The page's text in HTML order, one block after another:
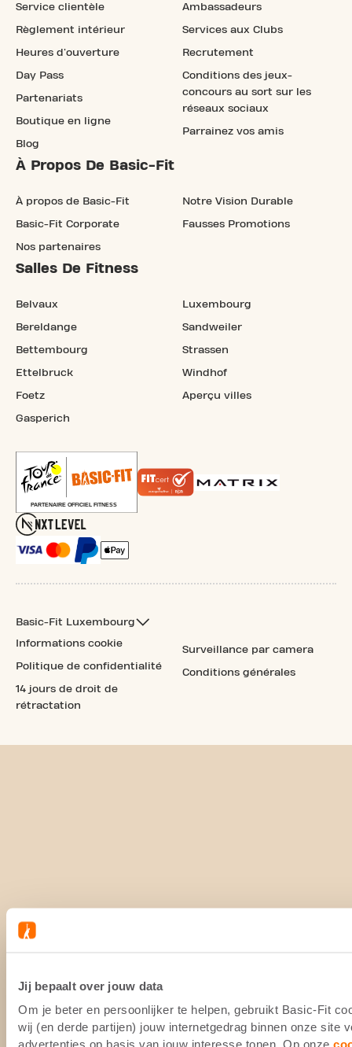
Jij bepaalt over jouw data
Om je beter en persoonlijker te helpen, gebruikt Basic-Fit
wij (en derde partijen) jouw internetgedrag binnen onze site
advertenties op basis van jouw interesse tonen. Op onze
Service clientèle
Règlement intérieur
Heures d'ouverture
Day Pass
Partenariats
Boutique en ligne
Blog
Ambassadeurs
Services aux Clubs
Recrutement
Conditions des jeux-
concours au sort sur les
réseaux sociaux
Parrainez vos amis
À Propos De Basic-Fit
À propos de Basic-Fit
Basic-Fit Corporate
Nos partenaires
Notre Vision Durable
Fausses Promotions
Salles De Fitness
Belvaux
Bereldange
Bettembourg
Ettelbruck
Foetz
Gasperich
Luxembourg
Sandweiler
Strassen
Windhof
Aperçu villes
Basic-Fit Luxembourg
Informations cookie
Politique de confidentialité
14 jours de droit de
rétractation
Surveillance par camera
Conditions générales